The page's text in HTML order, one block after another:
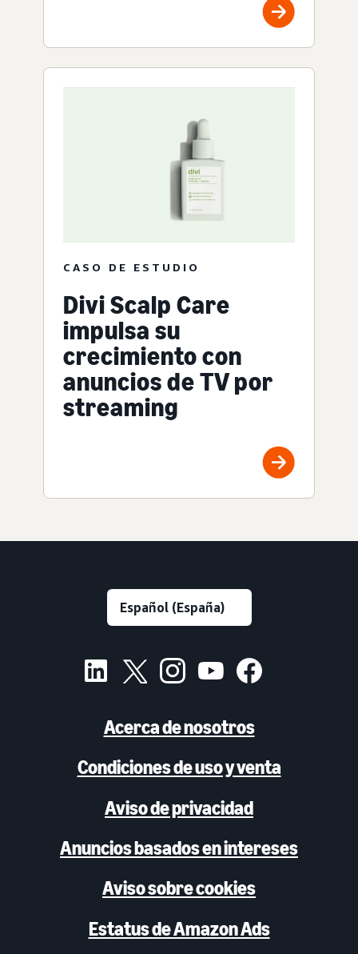
CASO DE ESTUDIO
Divi Scalp Care
impulsa su
crecimiento con
anuncios de TV por
streaming
Acerca de nosotros
Condiciones de uso y venta
Aviso de privacidad
Anuncios basados en intereses
Aviso sobre cookies
Estatus de Amazon Ads